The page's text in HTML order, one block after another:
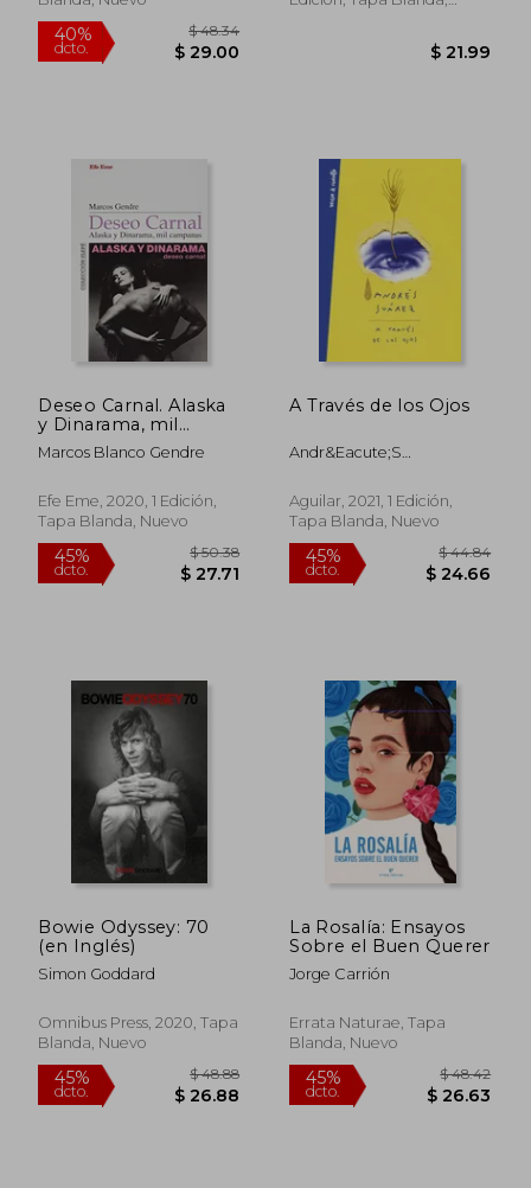
40%
dcto. $ 29.00
Deseo Carnal. Alaska
y Dinarama, mil
Campanas
Marcos Blanco Gendre
Efe Eme, 2020, 1 Edición,
Tapa Blanda, Nuevo
45%
A Través de los Ojos
Andr&Eacute;S
Aguilar, 2021, 1 Edición,
Tapa Blanda, Nuevo
45%
Bowie Odyssey: 70
(en Inglés)
Simon Goddard
Omnibus Press, 2020, Tapa
Blanda, Nuevo
La Rosalía: Ensayos
Sobre el Buen Querer
Jorge Carrión
Errata Naturae, Tapa
Blanda, Nuevo